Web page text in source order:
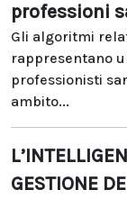
professioni
Gli algoritmi
rappresentano
professionisti
ambito...
GESTIONE